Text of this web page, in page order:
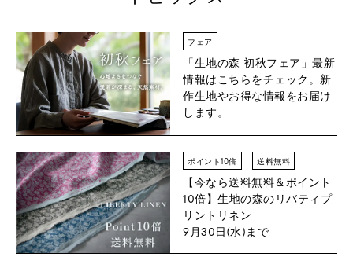
フェア
「生地の森 初秋フェア」最新
情報はこちらをチェック。新
作生地やお得な情報をお届け
します。
ポイント10倍 送料無料
【今なら送料無料＆ポイント
10倍】生地の森のリバティプ
リントリネン
9月30日(水)まで